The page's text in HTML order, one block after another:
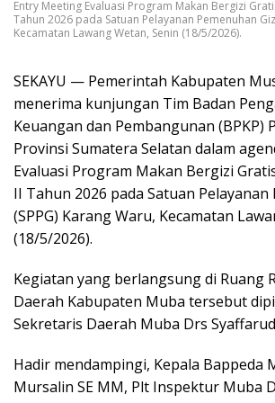
Entry Meeting Evaluasi Program Makan Bergizi
Tahun 2026 pada Satuan Pelayanan Pemenuhan
Kecamatan Lawang Wetan, Senin (18/5/2026).
SEKAYU — Pemerintah Kabupaten
menerima kunjungan Tim Badan
Keuangan dan Pembangunan (BPKP)
Provinsi Sumatera Selatan dalam
Evaluasi Program Makan Bergizi
II Tahun 2026 pada Satuan Pelayanan
(SPPG) Karang Waru, Kecamatan
(18/5/2026).
Kegiatan yang berlangsung di Ruang
Daerah Kabupaten Muba tersebut
Sekretaris Daerah Muba Drs
Hadir mendampingi, Kepala Bappeda
Mursalin SE MM, Plt Inspektur Muba